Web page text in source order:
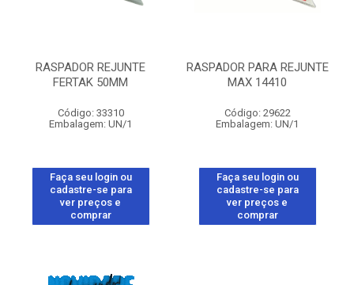
RASPADOR REJUNTE
FERTAK 50MM
Código: 33310
Embalagem: UN/1
Faça seu login ou
cadastre-se para
ver preços e
comprar
RASPADOR PARA REJUNTE
MAX 14410
Código: 29622
Embalagem: UN/1
Faça seu login ou
cadastre-se para
ver preços e
comprar